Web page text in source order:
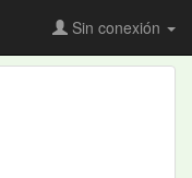
Sin conexión